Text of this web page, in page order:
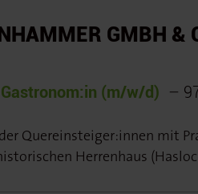
GMBH &
(m/w/d) –
Quereinsteiger:innen mit
Herrenhaus